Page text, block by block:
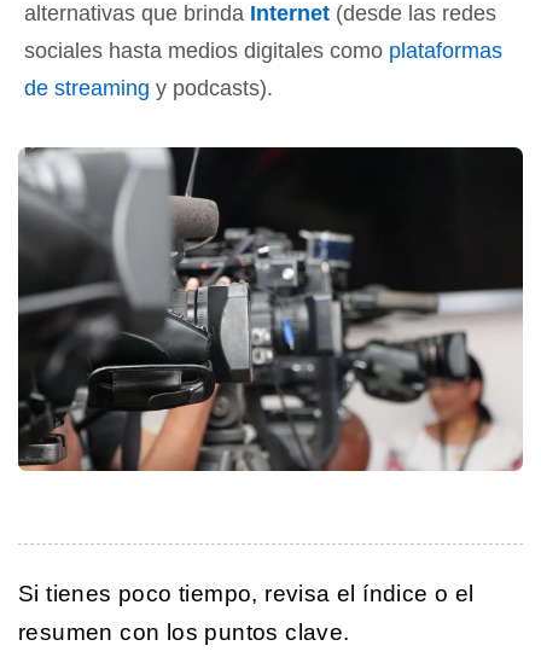
alternativas que brinda Internet (desde las redes
sociales hasta medios digitales como plataformas
de streaming y podcasts).
Si tienes poco tiempo, revisa el índice o el
resumen con los puntos clave.